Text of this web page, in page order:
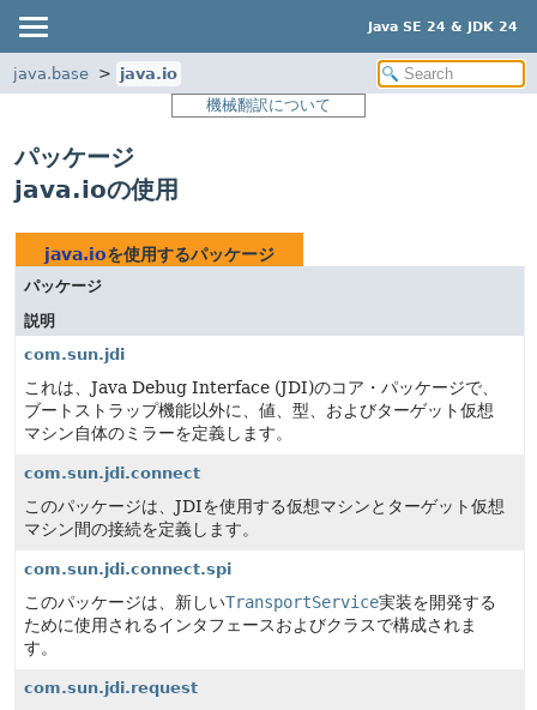
Java SE 24 & JDK 24
java.base
java.io
機械翻訳について
パッケージ
java.ioの使用
java.ioを使用するパッケージ
パッケージ
説明
com.sun.jdi
これは、Java Debug Interface (JDI)のコア・パッケージで、
ブートストラップ機能以外に、値、型、およびターゲット仮想
マシン自体のミラーを定義します。
com.sun.jdi.connect
このパッケージは、JDIを使用する仮想マシンとターゲット仮想
マシン間の接続を定義します。
com.sun.jdi.connect.spi
このパッケージは、新しいTransportService実装を開発する
ために使用されるインタフェースおよびクラスで構成されま
す。
com.sun.jdi.request